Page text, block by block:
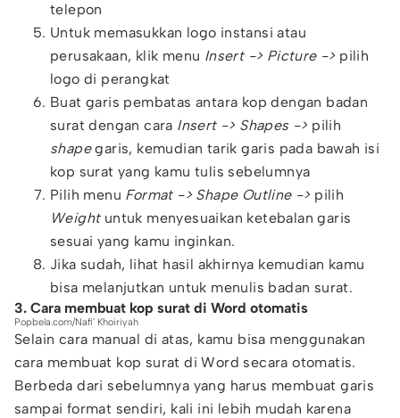
telepon
Untuk memasukkan logo instansi atau
perusakaan, klik menu Insert -> Picture -> pilih
logo di perangkat
Buat garis pembatas antara kop dengan badan
surat dengan cara Insert -> Shapes -> pilih
shapegaris, kemudian tarik garis pada bawah isi
kop surat yang kamu tulis sebelumnya
Pilih menu Format -> Shape Outline -> pilih
Weightuntuk menyesuaikan ketebalan garis
sesuai yang kamu inginkan.
Jika sudah, lihat hasil akhirnya kemudian kamu
bisa melanjutkan untuk menulis badan surat.
3. Cara membuat kop surat di Word otomatis
Popbela.com/Nafi' Khoiriyah
Selain cara manual di atas, kamu bisa menggunakan
cara membuat kop surat di Word secara otomatis.
Berbeda dari sebelumnya yang harus membuat garis
sampai format sendiri, kali ini lebih mudah karena